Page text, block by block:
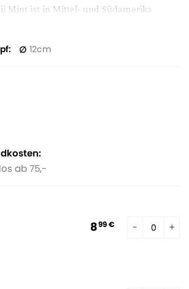
Mint ist in Mittel- und Südamerika
12
ab 75,-
899 €